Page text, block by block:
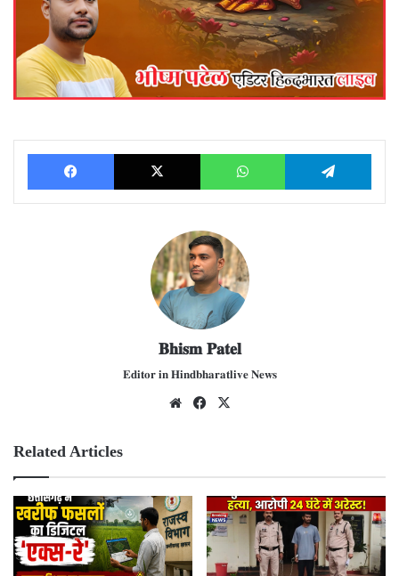
Facebook X WhatsApp
𝐁𝐡𝐢𝐬𝐦 𝐏𝐚𝐭𝐞𝐥
𝐄𝐝𝐢𝐭𝐨𝐫 𝐢𝐧 𝐇𝐢𝐧𝐝𝐛𝐡𝐚𝐫𝐚𝐭𝐥𝐢𝐯𝐞 𝐍𝐞𝐰𝐬
We
Fac
Related Articles